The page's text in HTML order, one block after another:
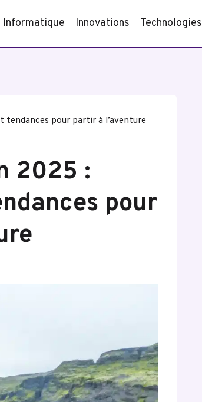
Informatique Innovations Technologies
tendances pour partir à l’aventure
2025 :
pour